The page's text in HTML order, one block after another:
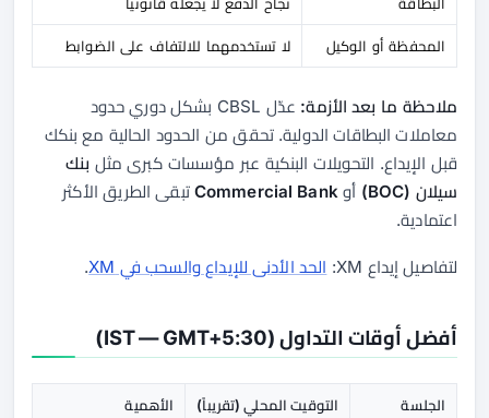
البطاقة نجاح الدفع لا يجعله قانونياً
المحفظة أو الوكيل لا تستخدمهما للالتفاف على الضوابط
ملاحظة ما بعد الأزمة:
عدّل CBSL بشكل دوري حدود
معاملات البطاقات الدولية. تحقق من الحدود الحالية مع بنكك
قبل الإيداع. التحويلات البنكية عبر مؤسسات كبرى مثل بنك
سيلان (BOC)
أوCommercial Bankتبقى الطريق الأكثر
اعتمادية.
لتفاصيل إيداع XM: الحد الأدنى للإيداع والسحب في XM .
أفضل أوقات التداول (IST — GMT+5:30)
الجلسة التوقيت المحلي (تقريباً) الأهمية